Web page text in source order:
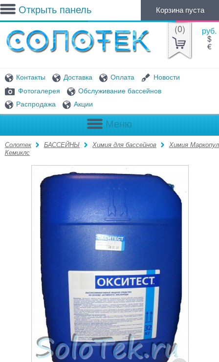
Открыть панель Корзина пуста
(0) руб.
$
€
Контакты Доставка Оплата
Новости
Фотогалерея
Обслуживание бассейнов
Распродажа
Акции
Меню
Солотек БАССЕЙНЫ Химия для бассейнов
Химия Маркопул
Кемиклс